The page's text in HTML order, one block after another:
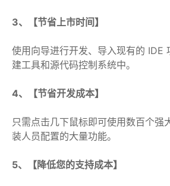
3、【节省上市时间】
使用向导进行开发、导入现有的 IDE
建工具和源代码控制系统中。
4、【节省开发成本】
只需点击几下鼠标即可使用数百个强
装人员配置的大量功能。
5、【降低您的支持成本】